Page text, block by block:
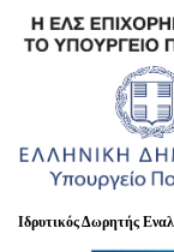
Ιδρυτικός Δωρητής